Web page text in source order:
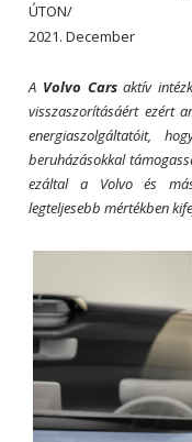
ÚTON/
2021. December
A Volvo Carsaktív
visszaszorításáért ezért
energiaszolgáltatóit,
beruházásokkal
ezáltal a Volvo és
legteljesebb mértékben